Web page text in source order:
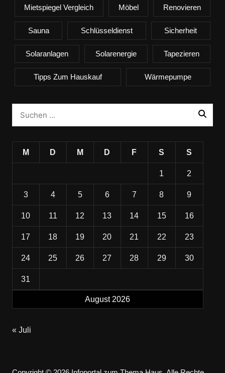
Mietspiegel Vergleich Möbel Renovieren
Sauna Schlüsseldienst Sicherheit
Solaranlagen Solarenergie Tapezieren
Tipps Zum Hauskauf Wärmepumpe
August 2026
M D M D F S S
1 2
3 4 5 6 7 8 9
10 11 12 13 14 15 16
17 18 19 20 21 22 23
24 25 26 27 28 29 30
31
« Juli